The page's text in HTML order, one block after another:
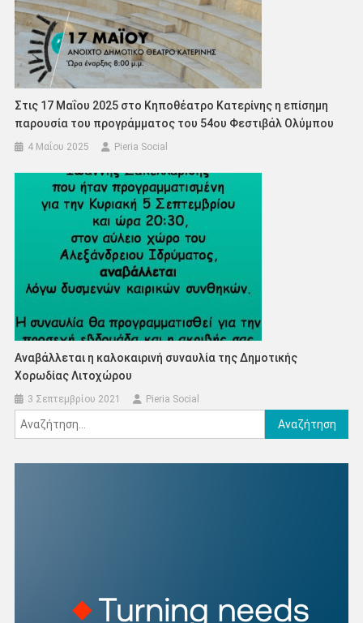
Στις 17 Μαΐου 2025 στο Κηποθέατρο Κατερίνης η επίσημη
παρουσία του προγράμματος του 54ου Φεστιβάλ Ολύμπου
4 Μαΐου 2025 Pieria Social
Αναβάλλεται η καλοκαιρινή συναυλία της Δημοτικής
Χορωδίας Λιτοχώρου
3 Σεπτεμβρίου 2021 Pieria Social
Αναζήτηση
για: